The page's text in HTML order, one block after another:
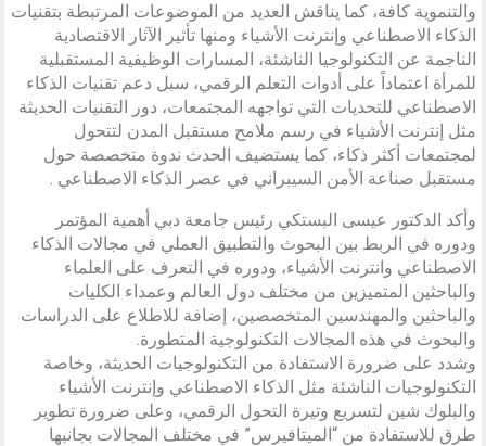
والتنموية كافة، كما يناقش العديد من الموضوعات المرتبطة بتقنيات
الذكاء الاصطناعي وإنترنت الأشياء ومنها تأثير الآثار الاقتصادية
الناجمة عن التكنولوجيا الناشئة، المسارات الوظيفية المستقبلية
للمرأة اعتماداً على أدوات التعلم الرقمي، سبل دعم تقنيات الذكاء
الاصطناعي للتحديات التي تواجهه المجتمعات، دور التقنيات الحديثة
مثل إنترنت الأشياء في رسم ملامح مستقبل المدن لتتحول
لمجتمعات أكثر ذكاء، كما يستضيف الحدث ندوة متخصصة حول
مستقبل صناعة الأمن السيبراني في عصر الذكاء الاصطناعي .
وأكد الدكتور عيسى البستكي رئيس جامعة دبي أهمية المؤتمر
ودوره في الربط بين البحوث والتطبيق العملي في مجالات الذكاء
الاصطناعي وانترنت الأشياء، ودوره في التعرف على العلماء
والباحثين المتميزين من مختلف دول العالم وعمداء الكليات
والباحثين والمهندسين المتخصصين، إضافة للاطلاع على الدراسات
والبحوث في هذه المجالات التكنولوجية المتطورة.
وشدد على ضرورة الاستفادة من التكنولوجيات الحديثة، وخاصة
التكنولوجيات الناشئة مثل الذكاء الاصطناعي وإنترنت الأشياء
والبلوك شين لتسريع وتيرة التحول الرقمي، وعلى ضرورة تطوير
طرق للاستفادة من “الميتافيرس” في مختلف المجالات بجانبها